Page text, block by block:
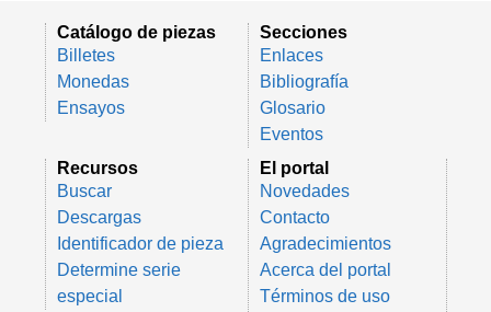
Catálogo de piezas
Billetes
Monedas
Ensayos
Secciones
Enlaces
Bibliografía
Glosario
Eventos
Recursos
Buscar
Descargas
Identificador de pieza
Determine serie
especial
El portal
Novedades
Contacto
Agradecimientos
Acerca del portal
Términos de uso